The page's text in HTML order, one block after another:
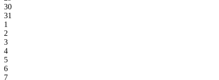
30
31
1
2
3
4
5
6
7